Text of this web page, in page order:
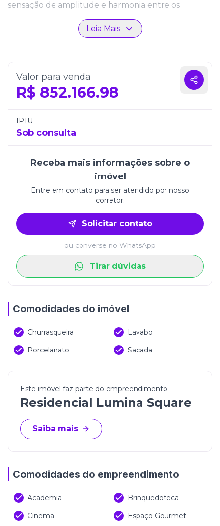
sensação de amplitude e harmonia entre os
ambientes, ideal para momentos de convivência e
Situado em um empreendimento moderno e bem
localizado, o Residencial Lumina Square é a escolha
ideal para quem deseja viver com comodidade,
melhor.
Leia Mais
Valor para venda
R$ 852.166.98
IPTU
Sob consulta
Receba mais informações sobre o
imóvel
Entre em contato para ser atendido por nosso
corretor.
Solicitar contato
ou converse no WhatsApp
Tirar dúvidas
Comodidades do imóvel
Churrasqueira
Lavabo
Porcelanato
Sacada
Este imóvel faz parte do empreendimento
Residencial Lumina Square
Saiba mais
Comodidades do empreendimento
Academia
Brinquedoteca
Cinema
Espaço Gourmet